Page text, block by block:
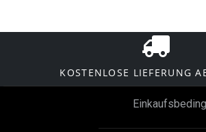
KOSTENLOSE LIEFERUNG